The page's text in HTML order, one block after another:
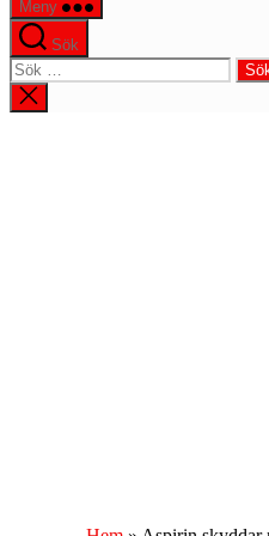
Meny
Sök
Sök
efter:
Stäng
sökningen